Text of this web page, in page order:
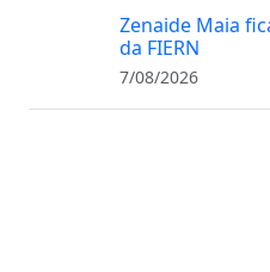
Zenaide Maia
da FIERN
7/08/2026